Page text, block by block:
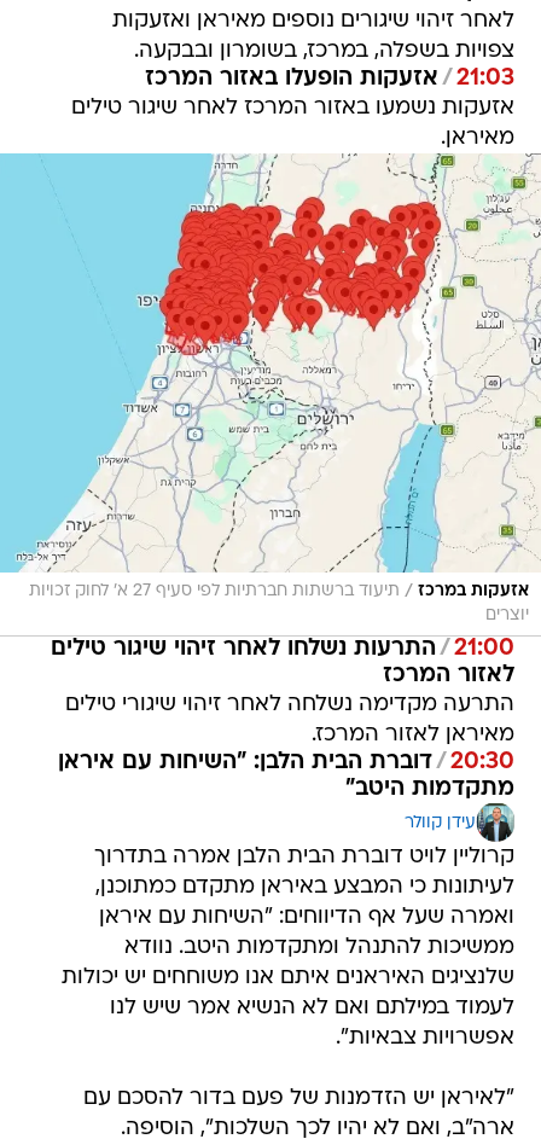
לאחר זיהוי שיגורים נוספים מאיראן ואזעקות
צפויות בשפלה, במרכז, בשומרון ובבקעה.
21:03
/ אזעקות הופעלו באזור המרכז
אזעקות נשמעו באזור המרכז לאחר שיגור טילים
מאיראן.
אזעקות במרכז /
תיעוד ברשתות חברתיות לפי סעיף 27 א' לחוק זכויות
יוצרים
21:00
/ התרעות נשלחו לאחר זיהוי שיגור טילים
לאזור המרכז
התרעה מקדימה נשלחה לאחר זיהוי שיגורי טילים
מאיראן לאזור המרכז.
20:30
/דוברת הבית הלבן: "השיחות עם איראן
מתקדמות היטב"
עידן קוולר
קרוליין לויט דוברת הבית הלבן אמרה בתדרוך
לעיתונות כי המבצע באיראן מתקדם כמתוכנן,
ואמרה שעל אף הדיווחים: "השיחות עם איראן
ממשיכות להתנהל ומתקדמות היטב. נוודא
שלנציגים האיראנים איתם אנו משוחחים יש יכולות
לעמוד במילתם ואם לא הנשיא אמר שיש לנו
אפשרויות צבאיות".
"לאיראן יש הזדמנות של פעם בדור להסכם עם
ארה"ב, ואם לא יהיו לכך השלכות", הוסיפה.